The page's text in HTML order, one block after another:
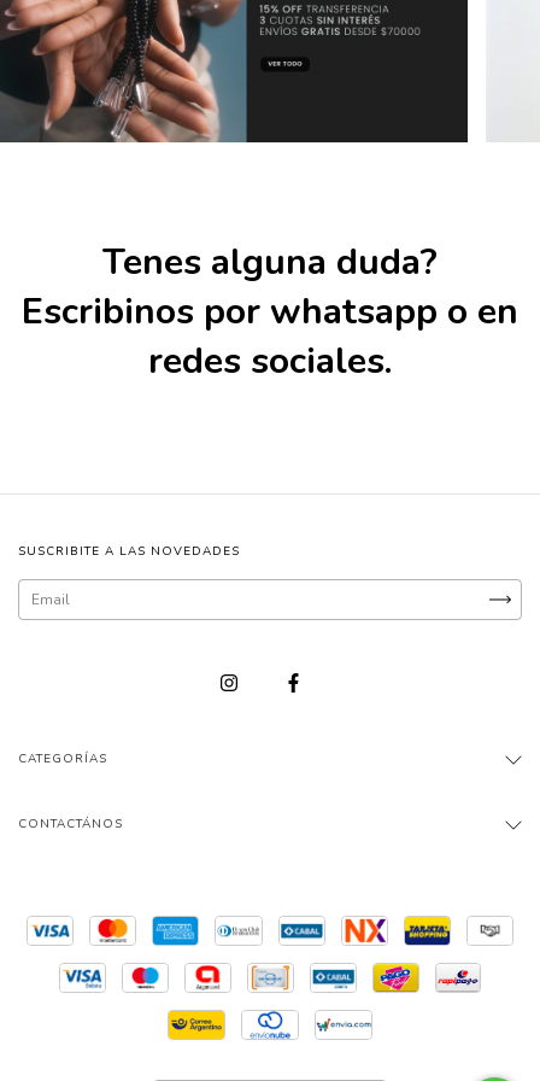
Tenes alguna duda?
Escribinos por whatsapp o en
redes sociales.
SUSCRIBITE A LAS NOVEDADES
CATEGORÍAS
CONTACTÁNOS